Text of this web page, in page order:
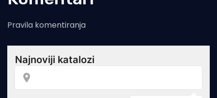
Pravila komentiranja